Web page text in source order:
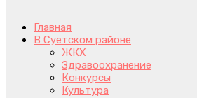
Главная
В Суетском районе
ЖКХ
Здравоохранение
Конкурсы
Культура